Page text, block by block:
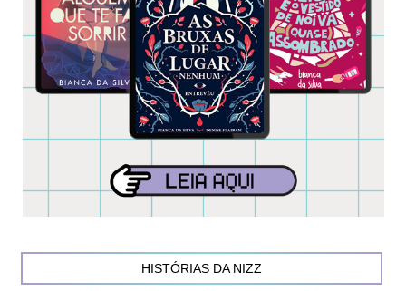
HISTÓRIAS DA NIZZ